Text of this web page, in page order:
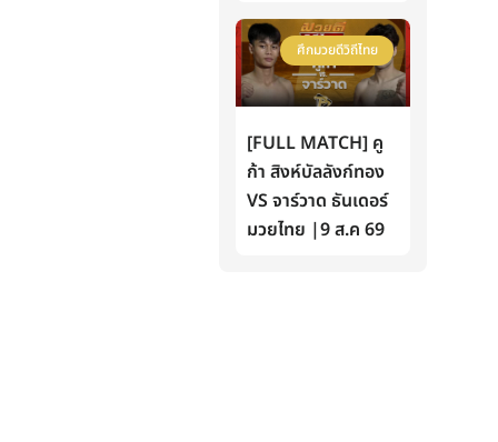
ศึกมวยดีวิถีไทย
[FULL MATCH] คู
ก้า สิงห์บัลลังก์ทอง
VS จาร์วาด ธันเดอร์
มวยไทย |9 ส.ค 69